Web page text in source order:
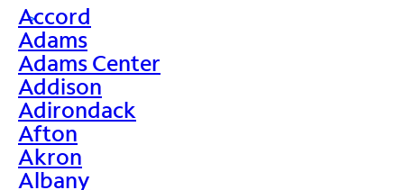
>
Accord
Adams
Adams Center
Addison
Adirondack
Afton
Akron
Albany